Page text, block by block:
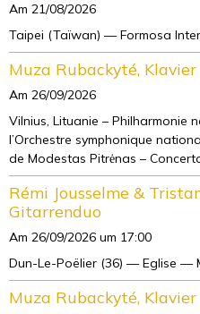
Am 21/08/2026
Taipei (Taïwan) — Formosa
Muza Rubackyté, Klavier
Am 26/09/2026
Vilnius, Lituanie – Philharmonie
l’Orchestre symphonique
de Modestas Pitrėnas –
Rémi Jousselme &
Gitarrenduo
Am 26/09/2026 um 17:00
Dun-Le-Poëlier (36) — Eglise —
Muza Rubackyté, Klavier